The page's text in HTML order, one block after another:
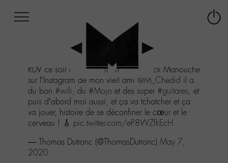
menu
Aller
contenu
Aller
recherche
RDV ce soir à 19h pour un Apéro Rock Manouche
sur l’Instagram de mon vieil ami @M_Chedid il a
du bon #wifi, du #Mojo et des super #guitares, et
puis d’abord moi aussi, et ça va tchatcher et ça
va jouer, histoire de se déconfiner le cœur et le
cerveau ! 🎸 pic.twitter.com/eP8WZfkEcH
— Thomas Dutronc (@ThomasDutronc) May 7,
2020